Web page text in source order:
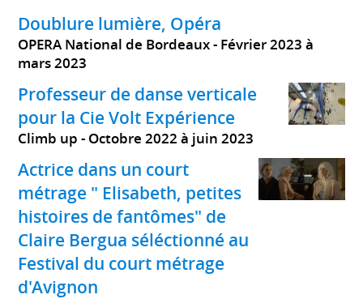
Doublure lumière, Opéra
OPERA National de Bordeaux
Février 2023 à
mars 2023
Professeur de danse verticale
pour la Cie Volt Expérience
Climb up Octobre 2022 à juin 2023
Actrice dans un court
métrage " Elisabeth, petites
histoires de fantômes" de
Claire Bergua séléctionné au
Festival du court métrage
d'Avignon